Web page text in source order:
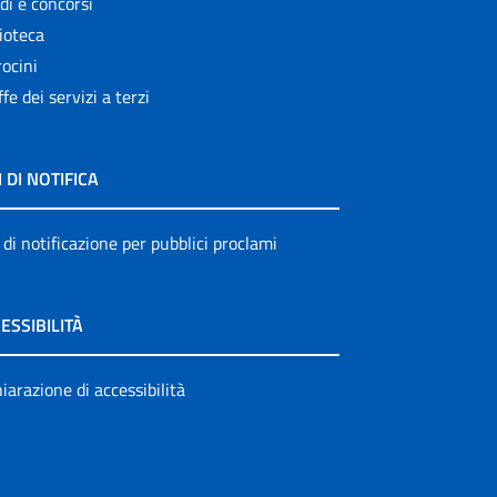
dei servizi a terzi
DI NOTIFICA
notificazione per pubblici proclami
di accessibilità